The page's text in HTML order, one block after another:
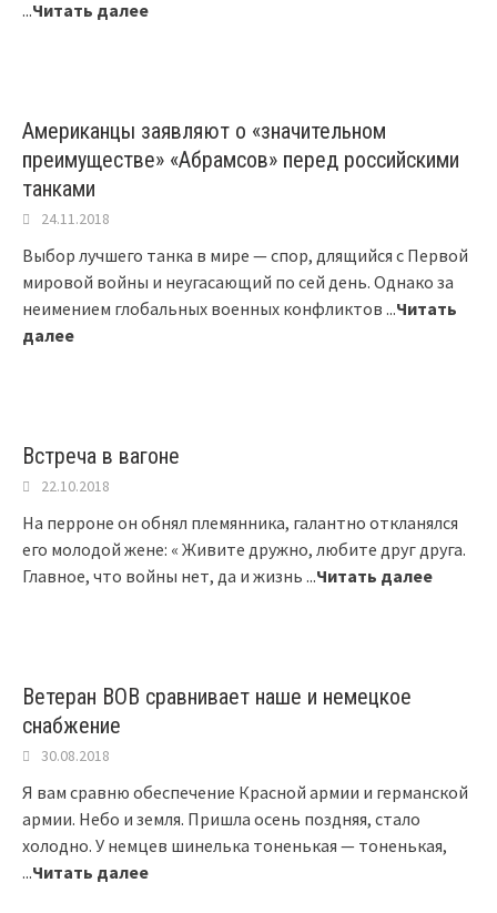
...Читать далее
Американцы заявляют о «значительном
преимуществе» «Абрамсов» перед российскими
танками
24.11.2018
Выбор лучшего танка в мире — спор, длящийся с Первой
мировой войны и неугасающий по сей день. Однако за
неимением глобальных военных конфликтов ...Читать
далее
Встреча в вагоне
22.10.2018
На перроне он обнял племянника, галантно откланялся
его молодой жене: « Живите дружно, любите друг друга.
Главное, что войны нет, да и жизнь ...Читать далее
Ветеран ВОВ сравнивает наше и немецкое
снабжение
30.08.2018
Я вам сравню обеспечение Красной армии и германской
армии. Небо и земля. Пришла осень поздняя, стало
холодно. У немцев шинелька тоненькая — тоненькая,
...Читать далее